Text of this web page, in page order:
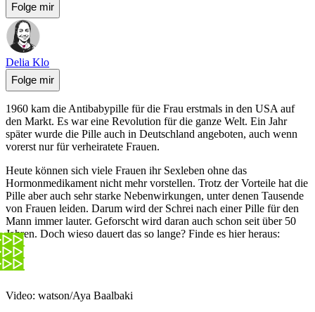
Folge mir
Delia Klo
Folge mir
1960 kam die Antibabypille für die Frau erstmals in den USA auf
den Markt. Es war eine Revolution für die ganze Welt. Ein Jahr
später wurde die Pille auch in Deutschland angeboten, auch wenn
vorerst nur für verheiratete Frauen.
Heute können sich viele Frauen ihr Sexleben ohne das
Hormonmedikament nicht mehr vorstellen. Trotz der Vorteile hat die
Pille aber auch sehr starke Nebenwirkungen, unter denen Tausende
von Frauen leiden. Darum wird der Schrei nach einer Pille für den
Mann immer lauter. Geforscht wird daran auch schon seit über 50
Jahren. Doch wieso dauert das so lange? Finde es hier heraus:
Video: watson/Aya Baalbaki